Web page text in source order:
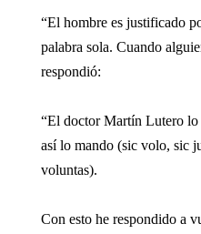
“El hombre es justificado
palabra sola. Cuando
respondió:
“El doctor Martín Lutero
así lo mando (sic volo, sic
voluntas).
Con esto he respondido a